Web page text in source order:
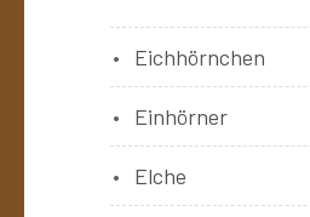
Eichhörnchen
Einhörner
Elche